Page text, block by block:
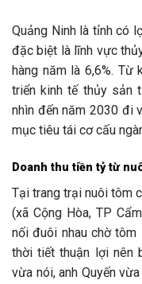
Quảng Ninh là tỉnh có
đặc biệt là lĩnh vực
hàng năm là 6,6%. Từ
triển kinh tế thủy sản
nhìn đến năm 2030 đi
mục tiêu tái cơ cấu
Doanh thu tiền tỷ từ
Tại trang trại nuôi tôm
(xã Cộng Hòa, TP
nối đuôi nhau chờ tôm
thời tiết thuận lợi nên
vừa nói, anh Quyến